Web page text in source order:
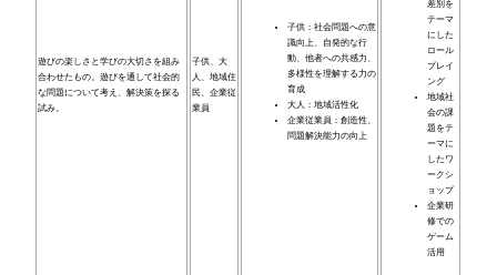
遊びの楽しさと学びの大切さを組み
合わせたもの。遊びを通して社会的
な問題について考え、解決策を探る
試み。
子供、大
人、地域住
民、企業従
業員
子供：社会問題への意
識向上、自発的な行
動、他者への共感力、
多様性を理解する力の
育成
大人：地域活性化
企業従業員：創造性、
問題解決能力の向上
差別を
テーマ
にした
ロール
プレイ
ング
地域社
会の課
題をテ
ーマに
したワ
ークシ
ョップ
企業研
修での
ゲーム
活用